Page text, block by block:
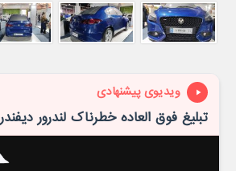
ویدیوی پیشنهادی
تبلیغ فوق العاده خطرناک لندرور دیفندر